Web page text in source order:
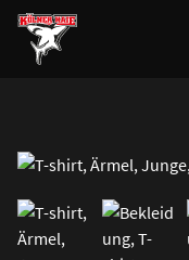
Zum Hauptinhalt springen